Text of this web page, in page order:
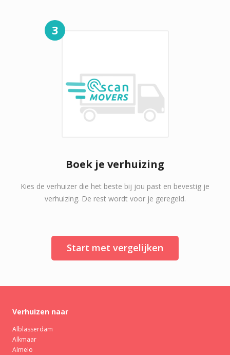
3
Boek je verhuizing
Kies de verhuizer die het beste bij jou past en bevestig je
verhuizing. De rest wordt voor je geregeld.
Start met vergelijken
Verhuizen naar
Alblasserdam
Alkmaar
Almelo